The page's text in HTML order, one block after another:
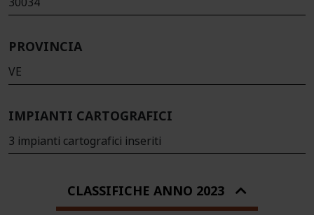
PROVINCIA
VE
IMPIANTI CARTOGRAFICI
3 impianti cartografici inseriti
CLASSIFICHE ANNO 2023